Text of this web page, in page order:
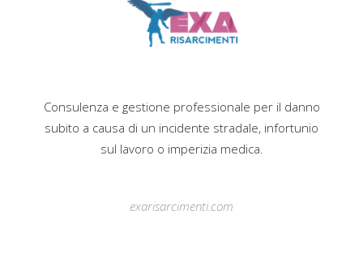
Consulenza e gestione professionale per il danno
subito a causa di un incidente stradale, infortunio
sul lavoro o imperizia medica.
exarisarcimenti.com